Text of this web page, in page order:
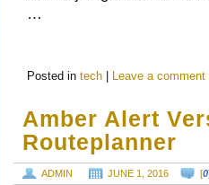
…
Posted in tech Leave a comment
Amber Alert
Routeplanner
ADMIN JUNE 1, 2016 [0